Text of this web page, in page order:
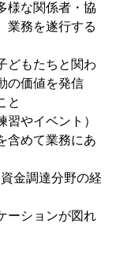
様な関係者・協
業務を遂行する
どもたちと関わ
の価値を発信
と
やイベント）
含めて業務にあ
金調達分野の経
ーションが図れ